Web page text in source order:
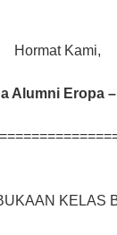
Hormat Kami,
Alumni Eropa
KELAS